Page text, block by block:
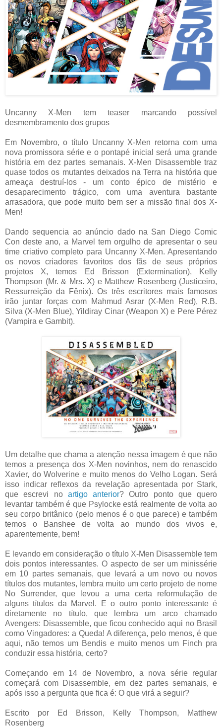
Uncanny X-Men tem teaser marcando possível
desmembramento dos grupos
Em Novembro, o título Uncanny X-Men retorna com uma
nova promissora série e o pontapé inicial será uma grande
história em dez partes semanais. X-Men Disassemble traz
quase todos os mutantes deixados na Terra na história que
ameaça destruí-los - um conto épico de mistério e
desaparecimento trágico, com uma aventura bastante
arrasadora, que pode muito bem ser a missão final dos X-
Men!
Dando sequencia ao anúncio dado na San Diego Comic
Con deste ano, a Marvel tem orgulho de apresentar o seu
time criativo completo para Uncanny X-Men. Apresentando
os novos criadores favoritos dos fãs de seus próprios
projetos X, temos Ed Brisson (Extermination), Kelly
Thompson (Mr. & Mrs. X) e Matthew Rosenberg (Justiceiro,
Ressurreição da Fênix). Os três escritores mais famosos
irão juntar forças com Mahmud Asrar (X-Men Red), R.B.
Silva (X-Men Blue), Yildiray Cinar (Weapon X) e Pere Pérez
(Vampira e Gambit).
Um detalhe que chama a atenção nessa imagem é que não
temos a presença dos X-Men novinhos, nem do renascido
Xavier, do Wolverine e muito menos do Velho Logan. Será
isso indicar reflexos da revelação apresentada por Stark,
que escrevi no artigo anterior? Outro ponto que quero
levantar também é que Psylocke está realmente de volta ao
seu corpo britânico (pelo menos é o que parece) e também
temos o Banshee de volta ao mundo dos vivos e,
aparentemente, bem!
E levando em consideração o título X-Men Disassemble tem
dois pontos interessantes. O aspecto de ser um minissérie
em 10 partes semanais, que levará a um novo ou novos
títulos dos mutantes, lembra muito um certo projeto de nome
No Surrender, que levou a uma certa reformulação de
alguns títulos da Marvel. E o outro ponto interessante é
diretamente no título, que lembra um arco chamado
Avengers: Disassemble, que ficou conhecido aqui no Brasil
como Vingadores: a Queda! A diferença, pelo menos, é que
aqui, não temos um Bendis e muito menos um Finch pra
conduzir essa história, certo?
Começando em 14 de Novembro, a nova série regular
começará com Disassemble, em dez partes semanais, e
após isso a pergunta que fica é: O que virá a seguir?
Escrito por Ed Brisson, Kelly Thompson, Matthew
Rosenberg